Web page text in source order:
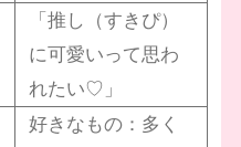
「推し（すきぴ）
に可愛いって思わ
れたい♡」
好きなもの：多く